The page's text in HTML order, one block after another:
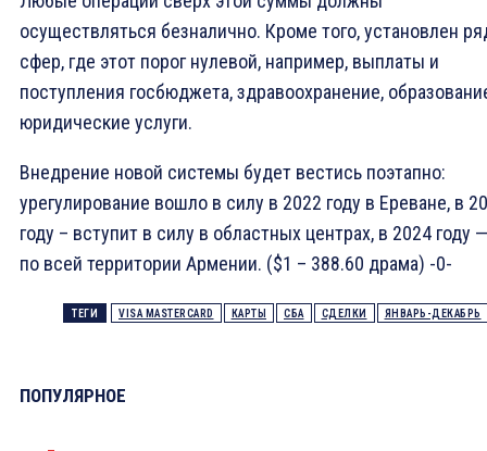
осуществляться безналично. Кроме того, установлен
сфер, где этот порог нулевой, например, выплаты и
поступления госбюджета, здравоохранение,
юридические услуги.
Внедрение новой системы будет вестись поэтапно:
урегулирование вошло в силу в 2022 году в Ереване, в
году – вступит в силу в областных центрах, в 2024 году —
по всей территории Армении. ($1 – 388.60 драма) -0-
ТЕГИ VISA MASTERCARD КАРТЫ СБА СДЕЛКИ ЯНВАРЬ-ДЕКАБРЬ
ПОПУЛЯРНОЕ